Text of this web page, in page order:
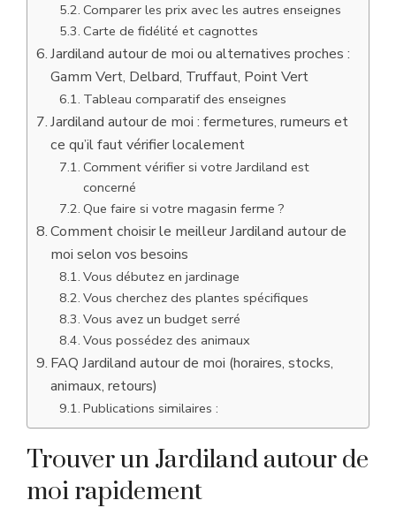
Comparer les prix avec les autres enseignes
Carte de fidélité et cagnottes
Jardiland autour de moi ou alternatives proches :
Gamm Vert, Delbard, Truffaut, Point Vert
Tableau comparatif des enseignes
Jardiland autour de moi : fermetures, rumeurs et
ce qu’il faut vérifier localement
Comment vérifier si votre Jardiland est
concerné
Que faire si votre magasin ferme ?
Comment choisir le meilleur Jardiland autour de
moi selon vos besoins
Vous débutez en jardinage
Vous cherchez des plantes spécifiques
Vous avez un budget serré
Vous possédez des animaux
FAQ Jardiland autour de moi (horaires, stocks,
animaux, retours)
Publications similaires :
Trouver un Jardiland autour de
moi rapidement